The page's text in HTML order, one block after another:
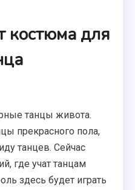
костюма для
танцы живота.
прекрасного пола,
танцев. Сейчас
где учат танцам
здесь будет играть